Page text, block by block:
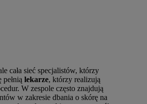
cała sieć specjalistów, którzy
lekarze, którzy realizują
W zespole często znajdują
w zakresie dbania o skórę na